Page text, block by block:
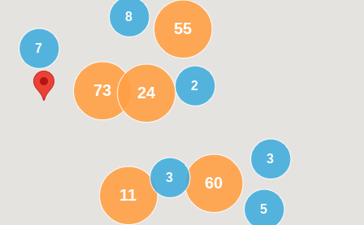
73
55
5
24
7
60
11
8
3
2
3